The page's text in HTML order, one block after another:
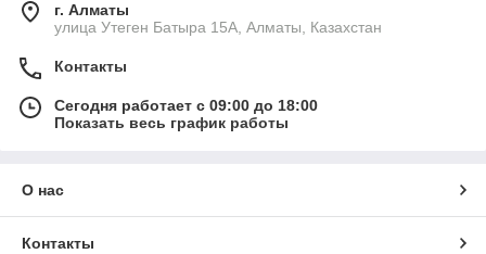
г. Алматы
улица Утеген Батыра 15А, Алматы, Казахстан
Контакты
Сегодня работает с 09:00 до 18:00
Показать весь график работы
О нас
Контакты